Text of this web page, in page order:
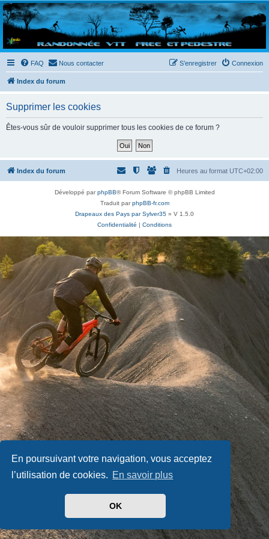
En poursuivant votre navigation, vous acceptez
l’utilisation de cookies. En savoir plus
OK
Randovttfree.fr
Bienvenue sur le site des randos vtt et pédestre de Bretagne . Bonne navigation sur le site
et bonnes randos dans l'Ouest !
FAQ Nous contacter Connexion
S’enregistrer
Index du forum
Supprimer les cookies
Êtes-vous sûr de vouloir supprimer tous les cookies de ce forum ?
Index du forum Heures au format UTC+02:00
Développé parphpBB® Forum Software © phpBB Limited
Traduit parphpBB-fr.com
Drapeaux des Pays par Sylver35 » V 1.5.0
Confidentialité | Conditions